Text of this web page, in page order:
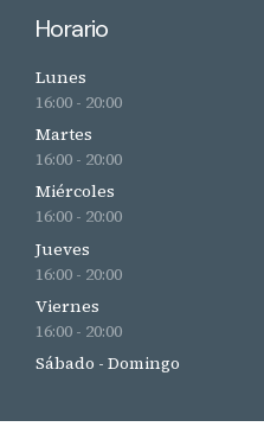
Horario
Lunes
16:00 - 20:00
Martes
16:00 - 20:00
Miércoles
16:00 - 20:00
Jueves
16:00 - 20:00
Viernes
16:00 - 20:00
Sábado - Domingo